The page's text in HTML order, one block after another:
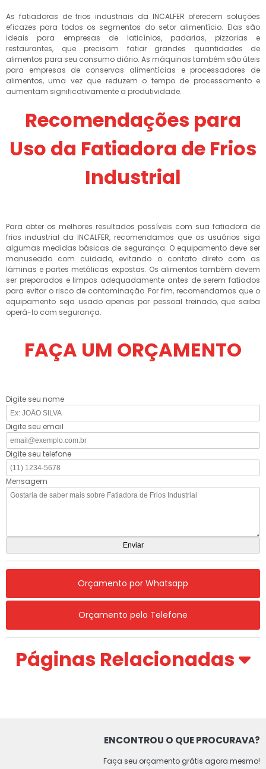
As fatiadoras de frios industriais da INCALFER oferecem soluções
eficazes para todos os segmentos do setor alimentício. Elas são
ideais para empresas de laticínios, padarias, pizzarias e
restaurantes, que precisam fatiar grandes quantidades de
alimentos para seu consumo diário. As máquinas também são úteis
para empresas de conservas alimentícias e processadores de
alimentos, uma vez que reduzem o tempo de processamento e
aumentam significativamente a produtividade.
Recomendações para
Uso da Fatiadora de Frios
Industrial
Para obter os melhores resultados possíveis com sua fatiadora de
frios industrial da INCALFER, recomendamos que os usuários siga
algumas medidas básicas de segurança. O equipamento deve ser
manuseado com cuidado, evitando o contato direto com as
lâminas e partes metálicas expostas. Os alimentos também devem
ser preparados e limpos adequadamente antes de serem fatiados
para evitar o risco de contaminação. Por fim, recomendamos que o
equipamento seja usado apenas por pessoal treinado, que saiba
operá-lo com segurança.
FAÇA UM ORÇAMENTO
Digite seu nome
Digite seu email
Digite seu telefone
Mensagem
Orçamento por Whatsapp
Orçamento pelo Telefone
Páginas Relacionadas
ENCONTROU O QUE PROCURAVA?
Faça seu orçamento grátis agora mesmo!